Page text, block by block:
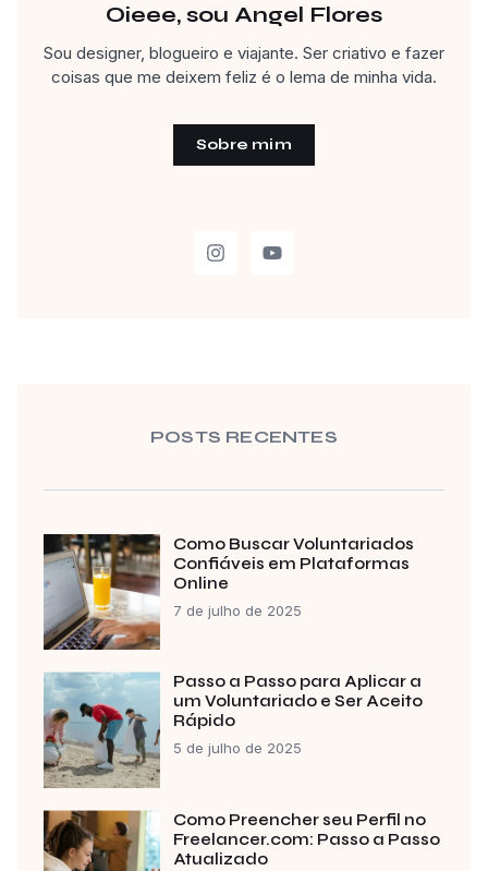
Oieee, sou Angel Flores
Sou designer, blogueiro e viajante. Ser criativo e fazer
coisas que me deixem feliz é o lema de minha vida.
Sobre mim
POSTS RECENTES
Como Buscar Voluntariados
Confiáveis em Plataformas
Online
7 de julho de 2025
Passo a Passo para Aplicar a
um Voluntariado e Ser Aceito
Rápido
5 de julho de 2025
Como Preencher seu Perfil no
Freelancer.com: Passo a Passo
Atualizado